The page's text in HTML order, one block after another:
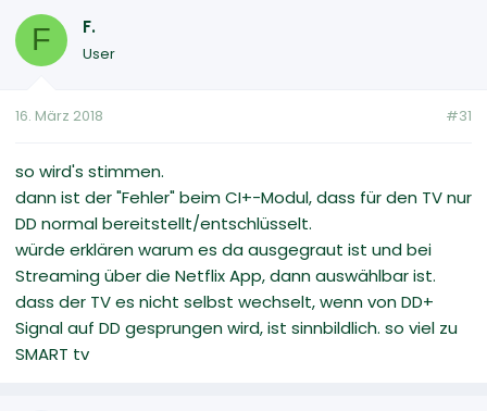
F F.
User
16. März 2018 #31
so wird's stimmen.
dann ist der "Fehler" beim CI+-Modul, dass für den TV nur
DD normal bereitstellt/entschlüsselt.
würde erklären warum es da ausgegraut ist und bei
Streaming über die Netflix App, dann auswählbar ist.
dass der TV es nicht selbst wechselt, wenn von DD+
Signal auf DD gesprungen wird, ist sinnbildlich. so viel zu
SMART tv